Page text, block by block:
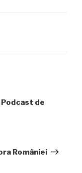
de
României